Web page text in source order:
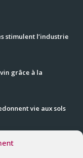
stimulent l’industrie
grâce à la
vie aux sols